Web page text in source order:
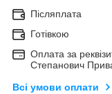
Післяплата
Готівкою
Оплата за
Степанович
Всі умови оплати